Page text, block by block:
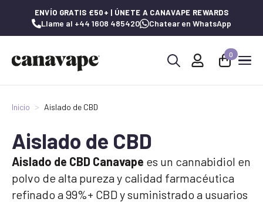
ENVÍO GRATIS £50+ | ÚNETE A CANAVAPE REWARDS
Llame al +44 1608 485420 Chatear en WhatsApp
0
Inicio Aislado de CBD
Aislado de CBD
Aislado de CBD Canavape es un cannabidiol en
polvo de alta pureza y calidad farmacéutica
refinado a 99%+ CBD y suministrado a usuarios